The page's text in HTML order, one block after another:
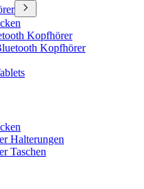
Kopfhörer
Kopfhörer
Halterungen
Taschen